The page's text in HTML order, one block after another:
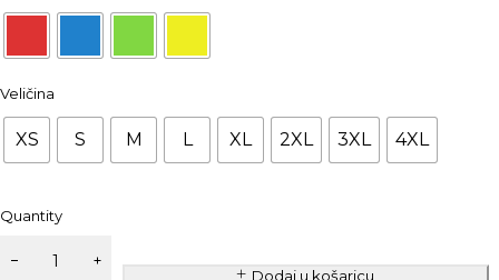
Veličina
XS S M L XL 2XL 3XL 4XL
Quantity
Dodaj u košaricu